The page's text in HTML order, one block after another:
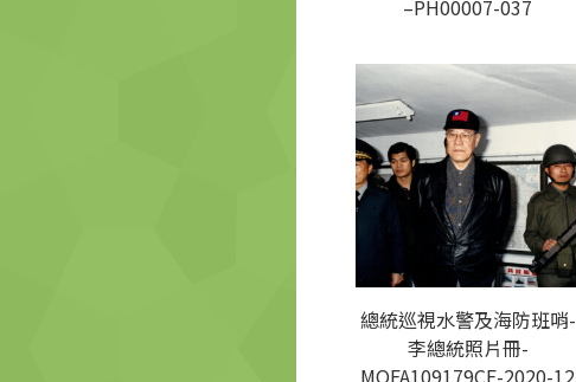
–PH00007-037
總統巡視水警及海防班哨-
李總統照片冊-
MOFA109179CF-2020-12